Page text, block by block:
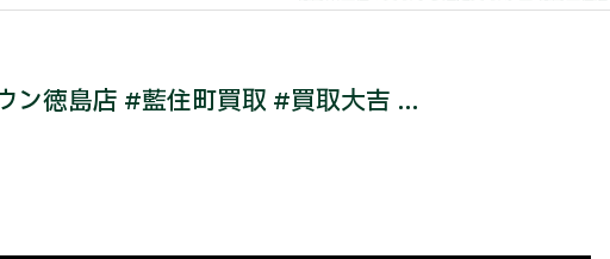
ン徳島店 #藍住町買取 #買取大吉 ...